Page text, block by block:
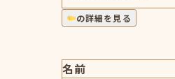
の詳細を見る
名前